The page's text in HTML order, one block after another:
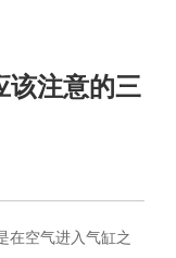
该注意的三
在空气进入气缸之